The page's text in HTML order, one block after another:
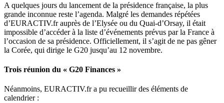
A quelques jours du lancement de la présidence française, la plus
grande inconnue reste l’agenda. Malgré les demandes répétées
d’EURACTIV.fr auprès de l’Elysée ou du Quai-d’Orsay, il était
impossible d’accéder à la liste d’événements prévus par la France à
l’occasion de sa présidence. Officiellement, il s’agit de ne pas gêner
la Corée, qui dirige le G20 jusqu’au 12 novembre.
Trois réunion du « G20 Finances »
Néanmoins, EURACTIV.fr a pu recueillir des éléments de
calendrier :